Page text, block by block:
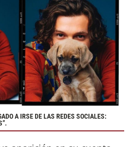
A IRSE DE LAS REDES SOCIALES: